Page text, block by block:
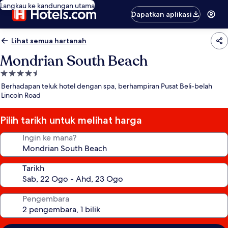
Langkau ke kandungan utama
Dapatkan aplikasi
Lihat semua hartanah
Mondrian South Beach
Hartanah
4.5
bintang
Berhadapan teluk hotel dengan spa, berhampiran Pusat Beli-belah
Lincoln Road
Pilih tarikh untuk melihat harga
Ingin ke mana?
Tarikh
Pengembara